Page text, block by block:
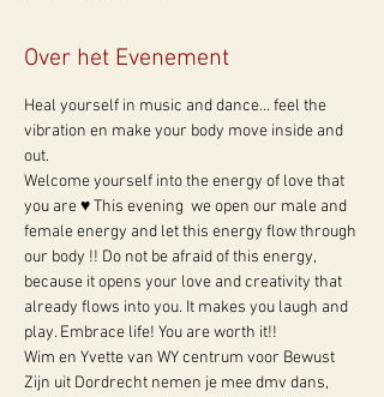
Over het Evenement
Heal yourself in music and dance... feel the
vibration en make your body move inside and
out.
Welcome yourself into the energy of love that
you are ♥ This evening  we open our male and
female energy and let this energy flow through
our body !! Do not be afraid of this energy,
because it opens your love and creativity that
already flows into you. It makes you laugh and
play. Embrace life! You are worth it!!
Wim en Yvette van WY centrum voor Bewust
Zijn uit Dordrecht nemen je mee dmv dans,